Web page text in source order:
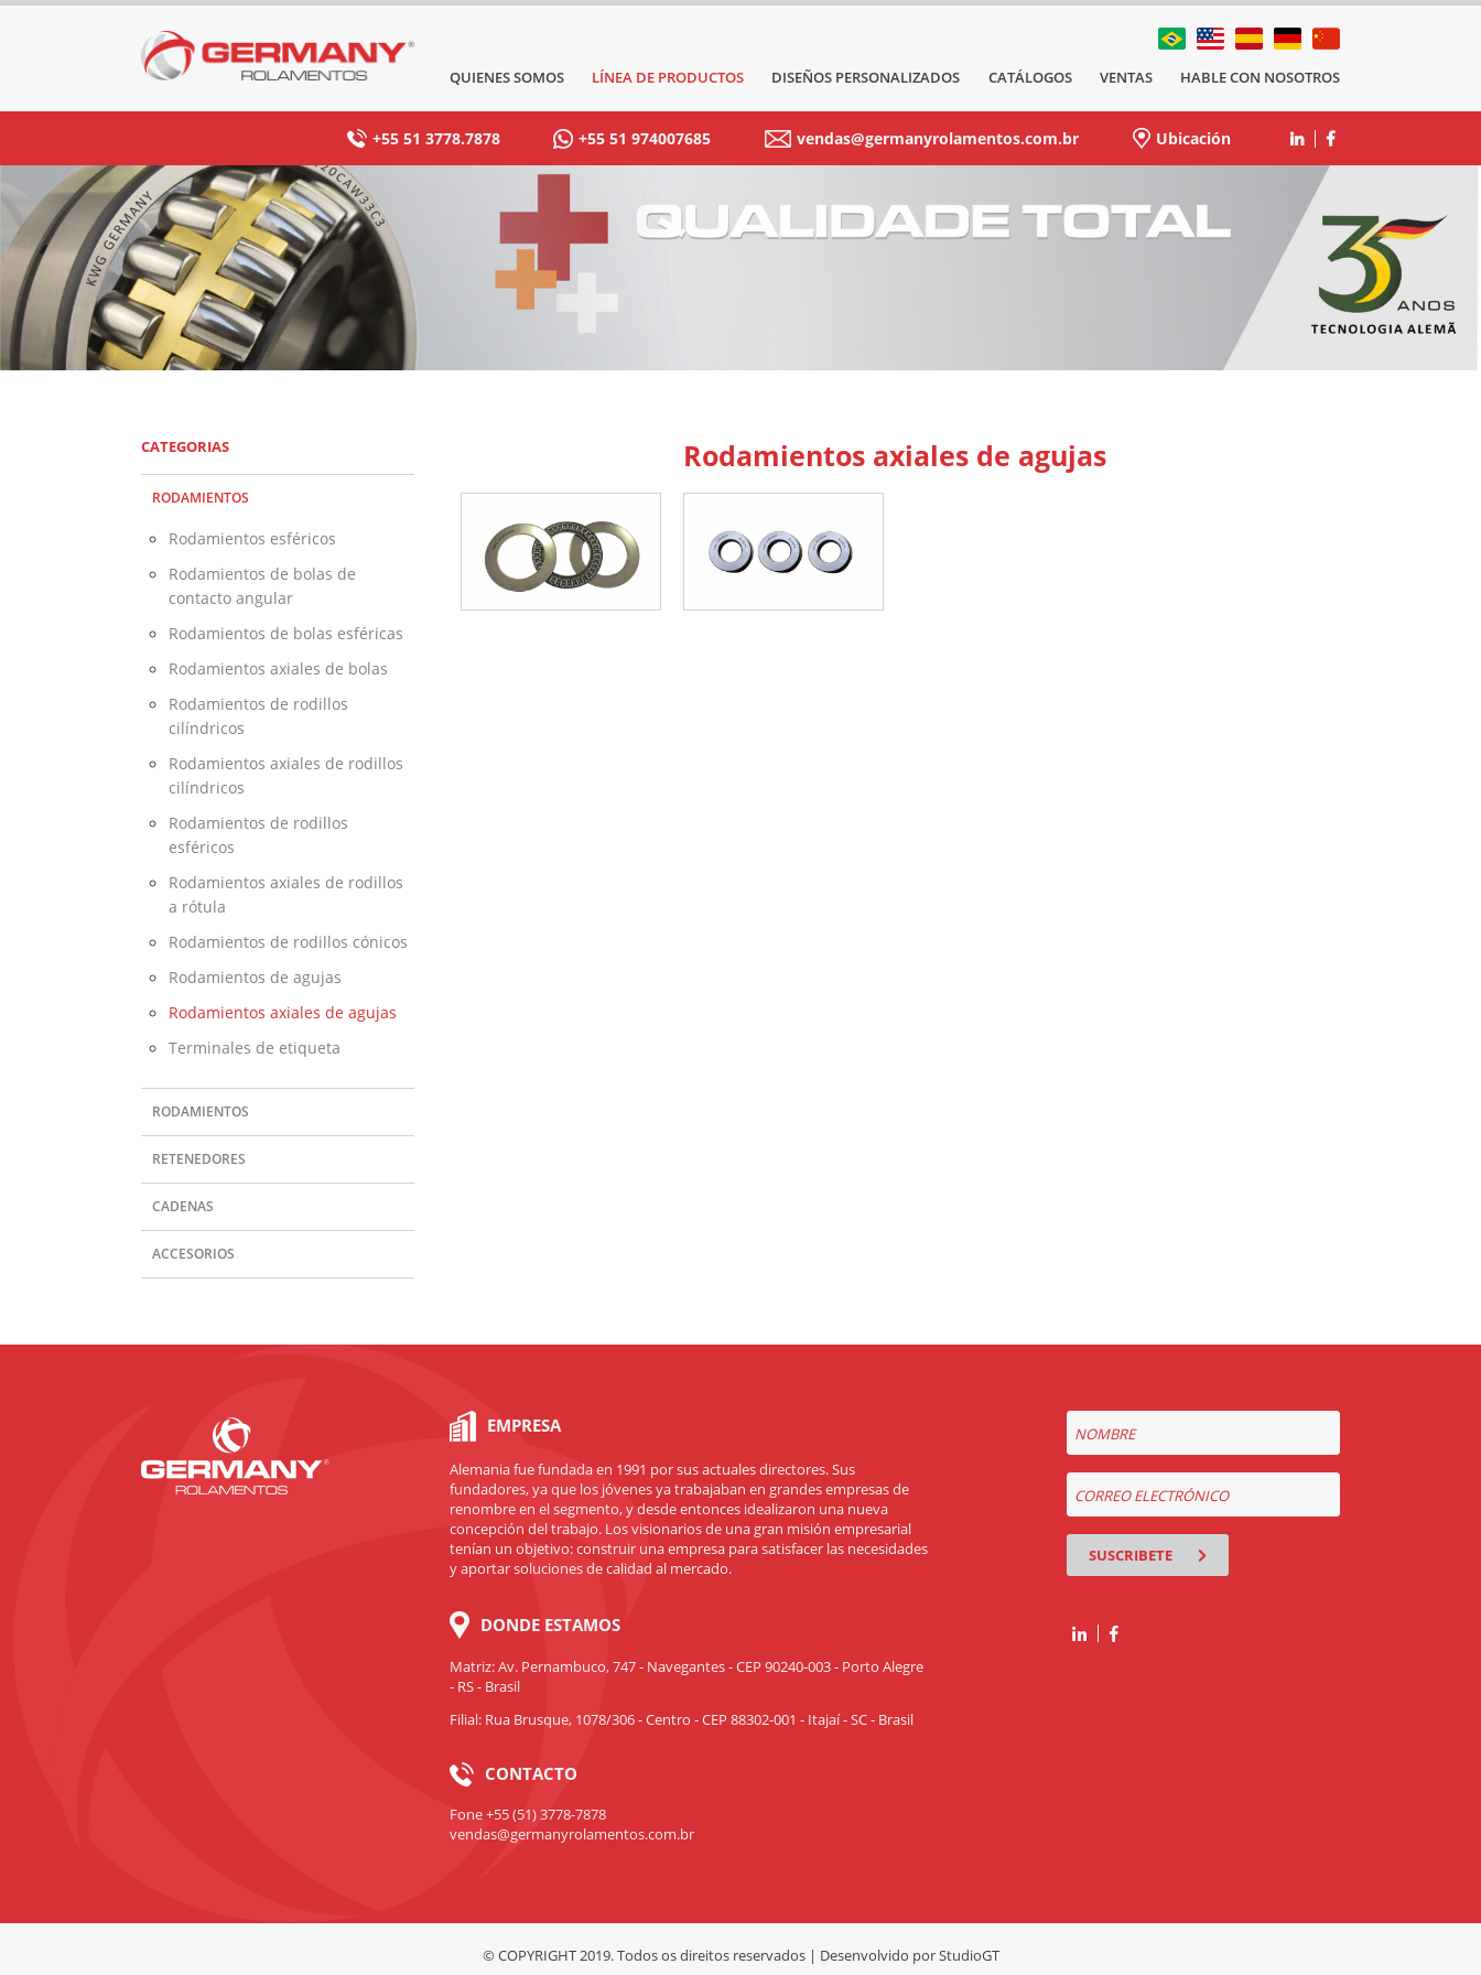
QUIENES SOMOS LÍNEA DE PRODUCTOS DISEÑOS PERSONALIZADOS CATÁLOGOS VENTAS HABLE CON NOSOTROS
+55 51 3778.7878 +55 51 974007685 vendas@germanyrolamentos.com.br Ubicación
CATEGORIAS
RODAMIENTOS
Rodamientos esféricos
Rodamientos de bolas de
contacto angular
Rodamientos de bolas esféricas
Rodamientos axiales de bolas
Rodamientos de rodillos
cilíndricos
Rodamientos axiales de rodillos
cilíndricos
Rodamientos de rodillos
esféricos
Rodamientos axiales de rodillos
a rótula
Rodamientos de rodillos cónicos
Rodamientos de agujas
Rodamientos axiales de agujas
Terminales de etiqueta
RODAMIENTOS
RETENEDORES
CADENAS
ACCESORIOS
Rodamientos axiales de agujas
EMPRESA
Alemania fue fundada en 1991 por sus actuales directores. Sus
fundadores, ya que los jóvenes ya trabajaban en grandes empresas de
renombre en el segmento, y desde entonces idealizaron una nueva
concepción del trabajo. Los visionarios de una gran misión empresarial
tenían un objetivo: construir una empresa para satisfacer las necesidades
y aportar soluciones de calidad al mercado.
DONDE ESTAMOS
Matriz: Av. Pernambuco, 747 - Navegantes - CEP 90240-003 - Porto Alegre
- RS - Brasil
Filial: Rua Brusque, 1078/306 - Centro - CEP 88302-001 - Itajaí - SC - Brasil
CONTACTO
Fone +55 (51) 3778-7878
vendas@germanyrolamentos.com.br
SUSCRIBETE
© COPYRIGHT 2019. Todos os direitos reservados | Desenvolvido porStudioGT